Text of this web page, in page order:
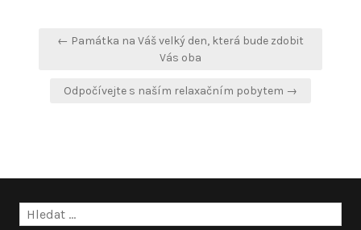
Navigace
příspěvek
← Památka na Váš velký den, která bude zdobit
Vás oba
Odpočívejte s naším relaxačním pobytem →
Vyhledávání